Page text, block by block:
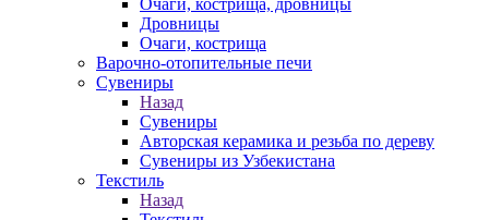
Очаги, кострища, дровницы
Дровницы
Очаги, кострища
Варочно-отопительные печи
Сувениры
Назад
Сувениры
Авторская керамика и резьба по дереву
Сувениры из Узбекистана
Текстиль
Назад